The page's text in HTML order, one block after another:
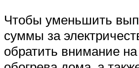
Чтобы уменьшить
суммы за
обратить внимание